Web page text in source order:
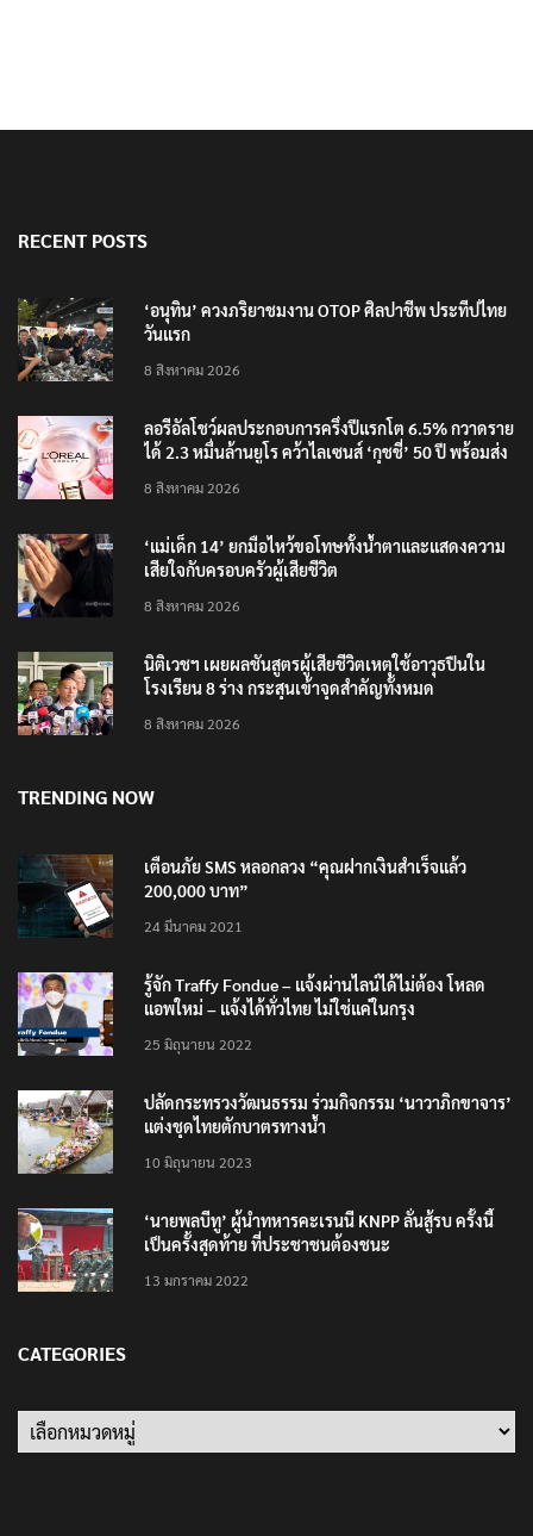
RECENT POSTS
‘อนุทิน’ ควงภริยาชมงาน OTOP ศิลปาชีพ ประทีปไทย
วันแรก
8 สิงหาคม 2026
ลอรีอัลโชว์ผลประกอบการครึ่งปีแรกโต 6.5% กวาดราย
ได้ 2.3 หมื่นล้านยูโร คว้าไลเซนส์ ‘กุชชี่’ 50 ปี พร้อมส่ง
8 สิงหาคม 2026
‘แม่เด็ก 14’ ยกมือไหว้ขอโทษทั้งน้ำตาและแสดงความ
เสียใจกับครอบครัวผู้เสียชีวิต
8 สิงหาคม 2026
นิติเวชฯ เผยผลชันสูตรผู้เสียชีวิตเหตุใช้อาวุธปืนใน
โรงเรียน 8 ร่าง กระสุนเข้าจุดสำคัญทั้งหมด
8 สิงหาคม 2026
TRENDING NOW
เตือนภัย SMS หลอกลวง “คุณฝากเงินสำเร็จแล้ว
200,000 บาท”
24 มีนาคม 2021
รู้จัก Traffy Fondue – แจ้งผ่านไลน์ได้ไม่ต้อง โหลด
แอพใหม่ – แจ้งได้ทั่วไทย ไม่ใช่แค่ในกรุง
25 มิถุนายน 2022
ปลัดกระทรวงวัฒนธรรม ร่วมกิจกรรม ‘นาวาภิกขาจาร’
แต่งชุดไทยตักบาตรทางน้ำ
10 มิถุนายน 2023
‘นายพลบีทู’ ผู้นำทหารคะเรนนี KNPP ลั่นสู้รบ ครั้งนี้
เป็นครั้งสุดท้าย ที่ประชาชนต้องชนะ
13 มกราคม 2022
CATEGORIES
Categories